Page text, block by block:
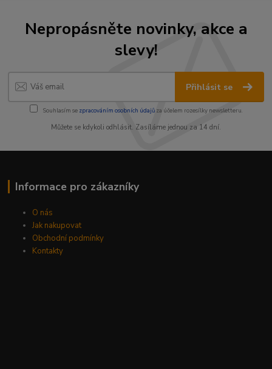
Nepropásněte novinky, akce a
slevy!
Přihlásit se
Souhlasím se zpracováním osobních údajůza účelem rozesílky newsletteru.
Můžete se kdykoli odhlásit. Zasíláme jednou za 14 dní.
Informace pro zákazníky
O nás
Jak nakupovat
Obchodní podmínky
Kontakty